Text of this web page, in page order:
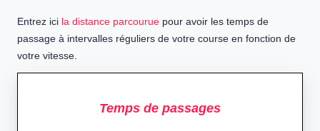
Entrez ici la distance parcourue pour avoir les temps de
passage à intervalles réguliers de votre course en fonction de
votre vitesse.
Temps de passages